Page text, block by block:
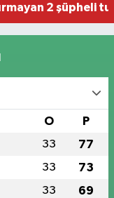
2 şüpheli
O P
33 77
33 73
33 69